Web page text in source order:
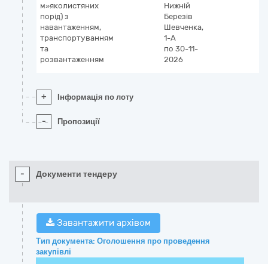
м»яколистяних
порід) з
навантаженням,
транспортуванням
та
розвантаженням
Нижній
Березів
Шевченка,
1-А
по 30-11-
2026
+ Інформація по лоту
- Пропозиції
- Документи тендеру
Завантажити архівом
Тип документа: Оголошення про проведення
закупівлі